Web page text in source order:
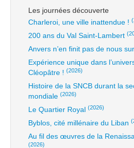
Les journées découverte
Charleroi, une ville inattendue !
200 ans du Val Saint-Lambert
Anvers n’en finit pas de nous
Expérience unique dans
Cléopâtre ! (2026)
Histoire de la SNCB durant la
mondiale (2026)
Le Quartier Royal (2026)
Byblos, cité millénaire du Liban
Au fil des œuvres de la
(2026)